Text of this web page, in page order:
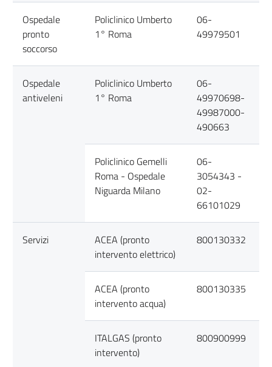
Ospedale
pronto
soccorso
Policlinico Umberto
1° Roma
06-
49979501
Ospedale
antiveleni
Policlinico Umberto
1° Roma
06-
49970698-
49987000-
490663
Policlinico Gemelli
Roma - Ospedale
Niguarda Milano
06-
3054343 -
02-
66101029
Servizi
ACEA (pronto
intervento elettrico)
800130332
ACEA (pronto
intervento acqua)
800130335
ITALGAS (pronto
intervento)
800900999